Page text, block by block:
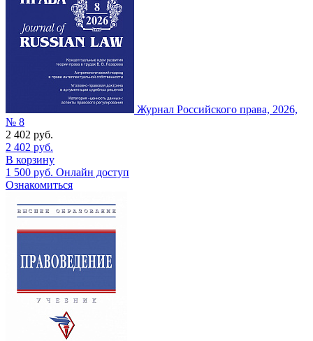
Журнал Российского права, 2026,
№ 8
2 402 руб.
2 402 руб.
В корзину
1 500 руб. Онлайн доступ
Ознакомиться